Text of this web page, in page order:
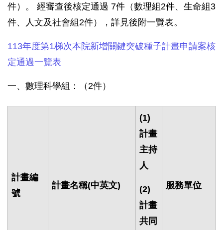
件）。 經審查後核定通過 7件（數理組2件、生命組3
件、人文及社會組2件），詳見後附一覽表。
113年度第1梯次本院新增關鍵突破種子計畫申請案核
定通過一覽表
一、數理科學組：（2件）
計畫編
號
計畫名稱(中英文)
(1)
計畫
主持
人
(2)
計畫
共同
服務單位